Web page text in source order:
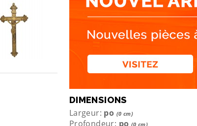
DIMENSIONS
Largeur: po (0 cm)
Profondeur: po (0 cm)